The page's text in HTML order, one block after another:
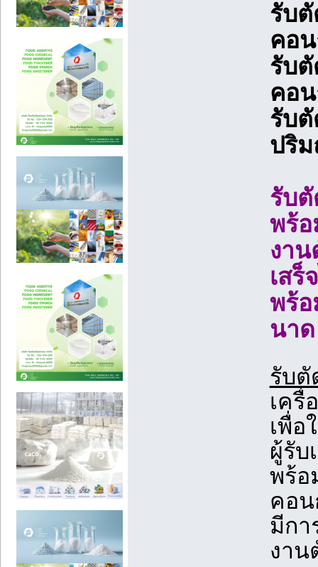
รับ
คอ
รับ
คอ
รับ
ปริ
รับ
พร้อ
งาน
เสร็
พร้
นาด
รับตั
เครื่
เพื่อ
ผู้รับ
พร้อ
คอน
มีกา
งาน